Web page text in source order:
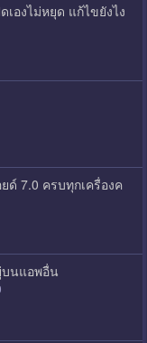
องไม่หยุด แก้ไขยังไง
ด์ 7.0 ครบทุกเครื่องค
บนแอพอื่น